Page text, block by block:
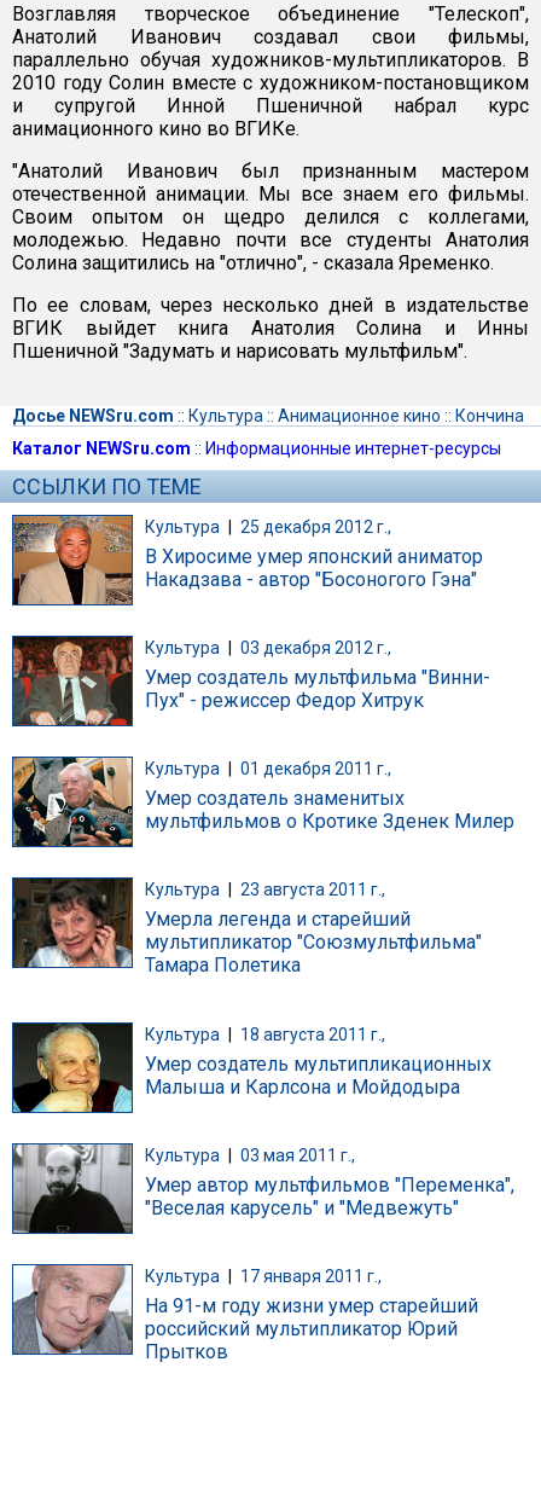
Возглавляя творческое объединение "Телескоп",
Анатолий Иванович создавал свои фильмы,
параллельно обучая художников-мультипликаторов. В
2010 году Солин вместе с художником-постановщиком
и супругой Инной Пшеничной набрал курс
анимационного кино во ВГИКе.
"Анатолий Иванович был признанным мастером
отечественной анимации. Мы все знаем его фильмы.
Своим опытом он щедро делился с коллегами,
молодежью. Недавно почти все студенты Анатолия
Солина защитились на "отлично", - сказала Яременко.
По ее словам, через несколько дней в издательстве
ВГИК выйдет книга Анатолия Солина и Инны
Пшеничной "Задумать и нарисовать мультфильм".
Досье NEWSru.com :: Культура :: Анимационное кино :: Кончина
Каталог NEWSru.com :: Информационные интернет-ресурсы
ССЫЛКИ ПО ТЕМЕ
Культура | 25 декабря 2012 г.,
В Хиросиме умер японский аниматор
Накадзава - автор "Босоногого Гэна"
Культура 03 декабря 2012 г.,
Умер создатель мультфильма "Винни-
Пух" - режиссер Федор Хитрук
Культура 01 декабря 2011 г.,
Умер создатель знаменитых
мультфильмов о Кротике Зденек Милер
Культура 23 августа 2011 г.,
Умерла легенда и старейший
мультипликатор "Союзмультфильма"
Тамара Полетика
Культура | 18 августа 2011 г.,
Умер создатель мультипликационных
Малыша и Карлсона и Мойдодыра
Культура 03 мая 2011 г.,
Умер автор мультфильмов "Переменка",
"Веселая карусель" и "Медвежуть"
Культура 17 января 2011 г.,
На 91-м году жизни умер старейший
российский мультипликатор Юрий
Прытков